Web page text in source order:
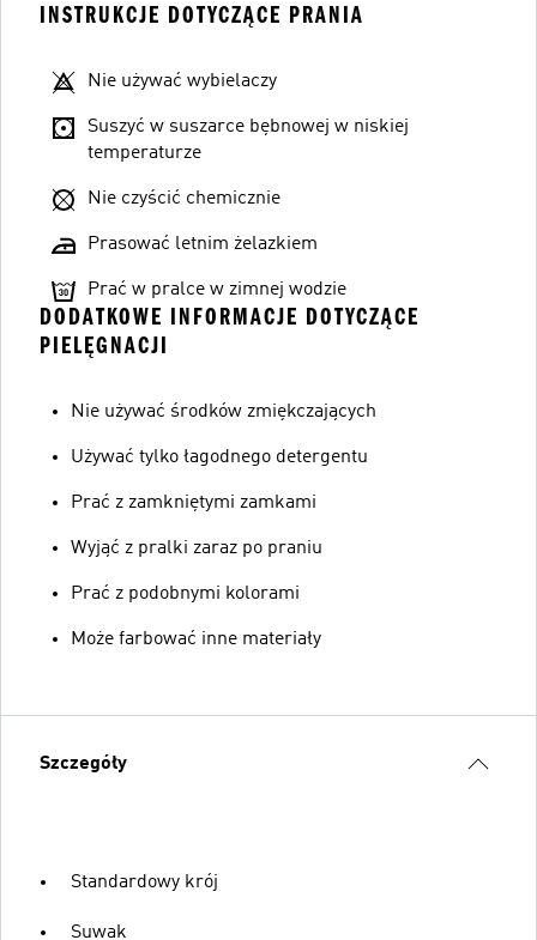
INSTRUKCJE DOTYCZĄCE PRANIA
Nie używać wybielaczy
Suszyć w suszarce bębnowej w niskiej
temperaturze
Nie czyścić chemicznie
Prasować letnim żelazkiem
Prać w pralce w zimnej wodzie
DODATKOWE INFORMACJE DOTYCZĄCE
PIELĘGNACJI
Nie używać środków zmiękczających
Używać tylko łagodnego detergentu
Prać z zamkniętymi zamkami
Wyjąć z pralki zaraz po praniu
Prać z podobnymi kolorami
Może farbować inne materiały
Szczegóły
Standardowy krój
Suwak